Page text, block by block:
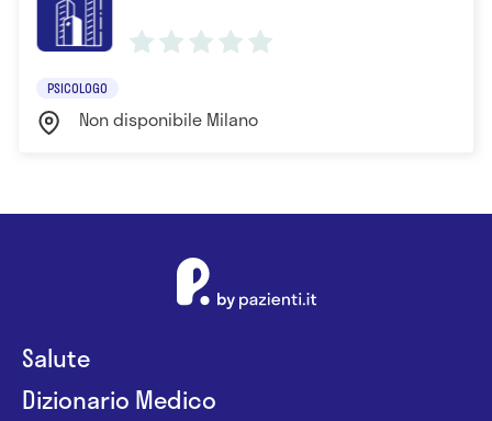
PSICOLOGO
Non disponibile Milano
Salute
Dizionario Medico